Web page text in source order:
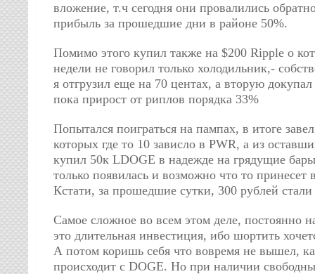
вложение, т.ч сегодня они провалились
прибыль за прошедшие дни в районе 50%.
Помимо этого купил также на $200 Ripple о
недели не говорил только холодильник,-
я отгрузил еще на 70 центах, а вторую докупал
пока прирост от риплов порядка 33%
Попытался поиграться на пампах, в итоге
которых где то 10 зависло в PWR, а из
купил 50к LDOGE в надежде на грядущие
только появилась и возможно что то
Кстати, за прошедшие сутки, 300 рублей
Самое сложное во всем этом деле, постоянно
это длительная инвестиция, ибо шортить
А потом коришь себя что вовремя не вышел,
происходит с DOGE. Но при наличии